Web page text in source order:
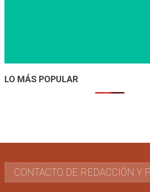
LO MÁS POPULAR
CONTACTO DE REDACCIÓN Y